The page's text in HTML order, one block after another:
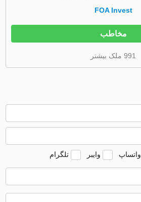
FOA Invest
مخاطب
991 ملک بیشتر
واتساپ وایبر تلگرام